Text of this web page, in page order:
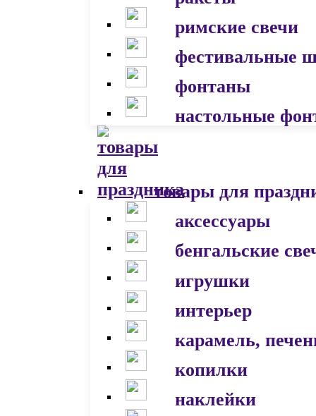
римские свечи
фестивальные
фонтаны
настольные
товары для
аксессуары
бенгальские
игрушки
интерьер
карамель,
копилки
наклейки